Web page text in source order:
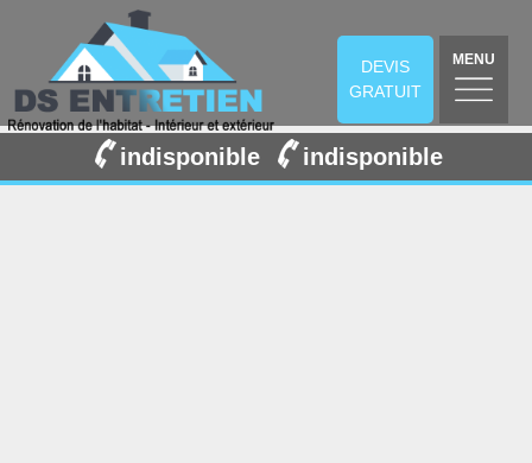
DEVIS
GRATUIT
MENU
indisponible indisponible